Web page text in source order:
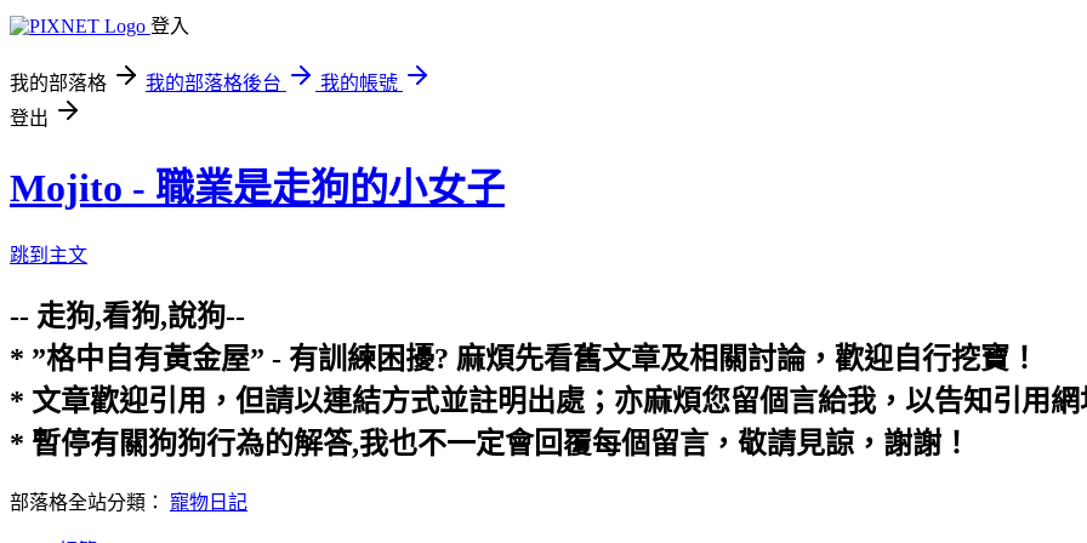
登入
我的部落格 我的部落格後台
我的帳號
登出
Mojito - 職業是走狗的小女子
跳到主文
-- 走狗,看狗,說狗--
* ”格中自有黃金屋” - 有訓練困擾? 麻煩先看舊文章及相關討論，歡迎自行挖寶！
* 文章歡迎引用，但請以連結方式並註明出處；亦麻煩您留個言給我，以告知引用
* 暫停有關狗狗行為的解答,我也不一定會回覆每個留言，敬請見諒，謝謝！
部落格全站分類： 寵物日記